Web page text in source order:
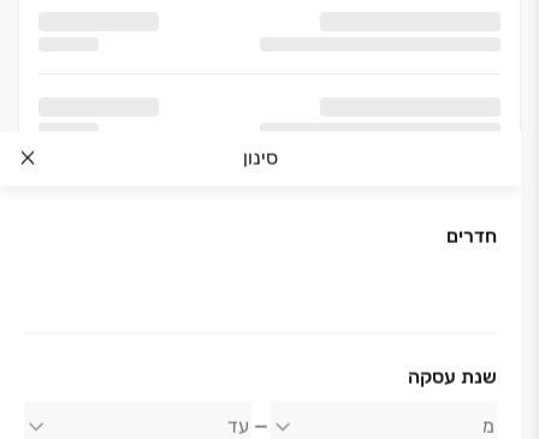
סינון
חדרים
שנת עסקה